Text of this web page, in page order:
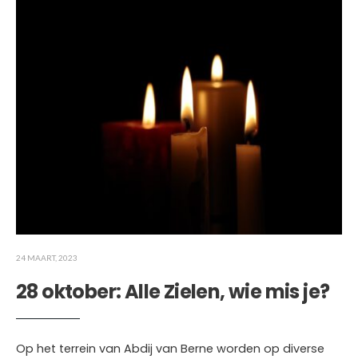
24 MAART, 2023
28 oktober: Alle Zielen, wie mis je?
Op het terrein van Abdij van Berne worden op diverse